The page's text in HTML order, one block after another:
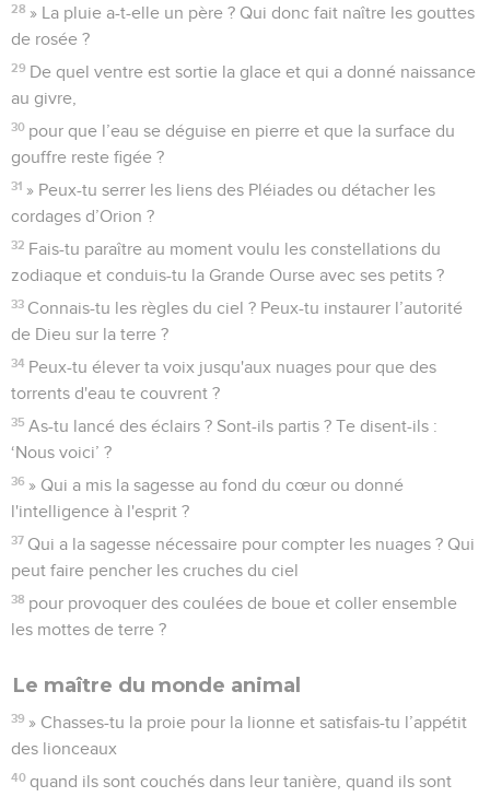
28 » La pluie a-t-elle un père ? Qui donc fait naître les gouttes
de rosée ?
29 De quel ventre est sortie la glace et qui a donné naissance
au givre,
30 pour que l’eau se déguise en pierre et que la surface du
gouffre reste figée ?
31 » Peux-tu serrer les liens des Pléiades ou détacher les
cordages d’Orion ?
32 Fais-tu paraître au moment voulu les constellations du
zodiaque et conduis-tu la Grande Ourse avec ses petits ?
33 Connais-tu les règles du ciel ? Peux-tu instaurer l’autorité
de Dieu sur la terre ?
34 Peux-tu élever ta voix jusqu'aux nuages pour que des
torrents d'eau te couvrent ?
35 As-tu lancé des éclairs ? Sont-ils partis ? Te disent-ils :
‘Nous voici’ ?
36 » Qui a mis la sagesse au fond du cœur ou donné
l'intelligence à l'esprit ?
37 Qui a la sagesse nécessaire pour compter les nuages ? Qui
peut faire pencher les cruches du ciel
38 pour provoquer des coulées de boue et coller ensemble
les mottes de terre ?
Le maître du monde animal
39 » Chasses-tu la proie pour la lionne et satisfais-tu l’appétit
des lionceaux
40 quand ils sont couchés dans leur tanière, quand ils sont